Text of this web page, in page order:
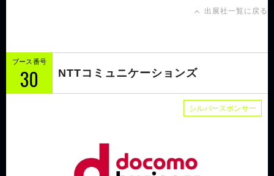
出展社一覧に戻る
ブース番号
30 NTTコミュニケーションズ
シルバースポンサー